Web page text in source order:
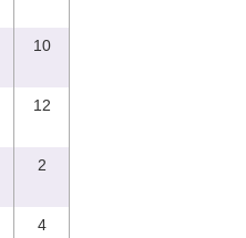
10
12
2
4